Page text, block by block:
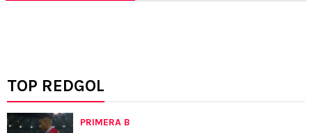
TOP REDGOL
PRIMERA B